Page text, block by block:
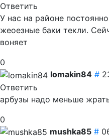
Ответить
У нас на районе
жеоезные баки текли.
воняет
0
lomakin84 #
Ответить
арбузы надо меньше
0
mushka85 #